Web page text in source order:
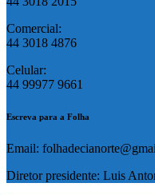
Comercial:
44 3018 4876
Celular:
44 99977 9661
Escreva para a Folha
Email:
Diretor presidente: Luis